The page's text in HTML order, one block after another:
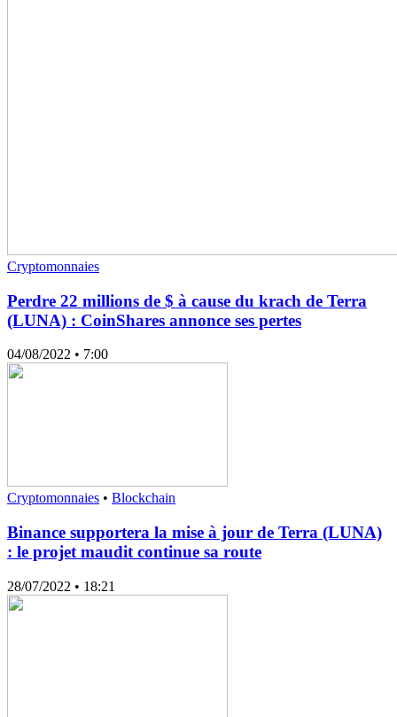
Cryptomonnaies
Perdre 22 millions de $ à cause du krach de Terra
(LUNA) : CoinShares annonce ses pertes
04/08/2022 • 7:00
Cryptomonnaies • Blockchain
Binance supportera la mise à jour de Terra (LUNA)
: le projet maudit continue sa route
28/07/2022 • 18:21